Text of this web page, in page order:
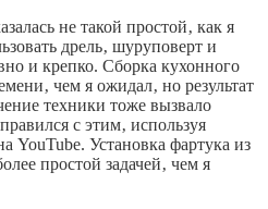
не такой простой‚ как я
дрель‚ шуруповерт и
и крепко. Сборка кухонного
чем я ожидал‚ но результат
техники тоже вызвало
с этим‚ используя
YouTube. Установка фартука из
простой задачей‚ чем я